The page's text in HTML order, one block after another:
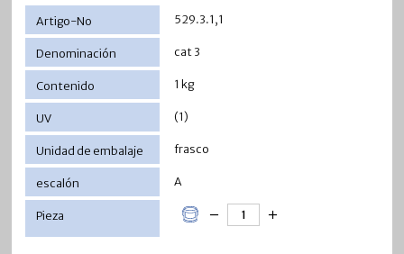
529.3.1,1
cat 3
1 kg
(1)
frasco
A